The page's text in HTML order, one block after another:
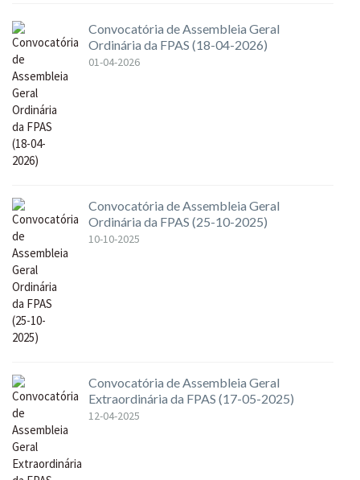
Convocatória de Assembleia Geral
Ordinária da FPAS (18-04-2026)
01-04-2026
Convocatória de Assembleia Geral
Ordinária da FPAS (25-10-2025)
10-10-2025
Convocatória de Assembleia Geral
Extraordinária da FPAS (17-05-2025)
12-04-2025